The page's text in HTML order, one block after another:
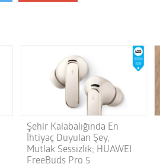
Şehir Kalabalığında En
İhtiyaç Duyulan Şey,
Mutlak Sessizlik; HUAWEI
FreeBuds Pro 5